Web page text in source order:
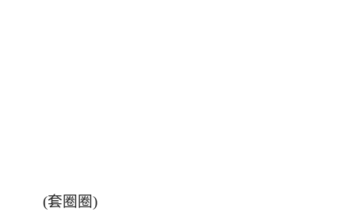
(套圈圈)